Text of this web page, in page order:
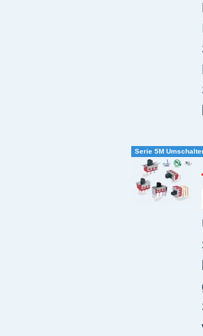
Serie 5M